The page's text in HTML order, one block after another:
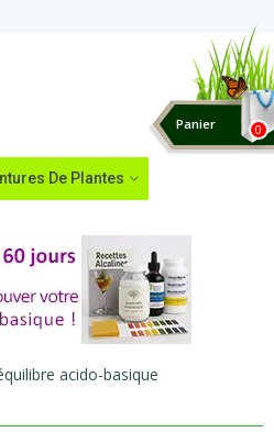
0
Panier
De Plantes
acido-basique